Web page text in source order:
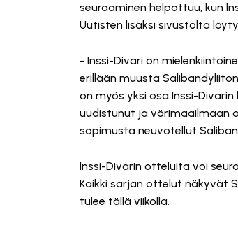
seuraaminen helpottuu, kun
Uutisten lisäksi sivustolta
- Inssi-Divari on
erillään muusta
on myös yksi osa Inssi-
uudistunut ja värimaailmaan
sopimusta neuvotellut
Inssi-Divarin otteluita voi
Kaikki sarjan ottelut näkyvät
tulee tällä viikolla.